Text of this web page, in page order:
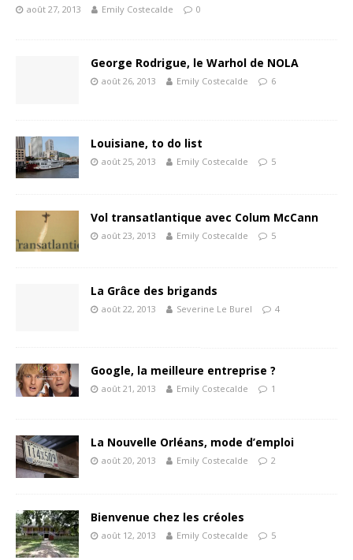
août 27, 2013 Emily Costecalde 0
George Rodrigue, le Warhol de NOLA
août 26, 2013 Emily Costecalde 6
Louisiane, to do list
août 25, 2013 Emily Costecalde 5
Vol transatlantique avec Colum McCann
août 23, 2013 Emily Costecalde 5
La Grâce des brigands
août 22, 2013 Severine Le Burel 4
Google, la meilleure entreprise ?
août 21, 2013 Emily Costecalde 1
La Nouvelle Orléans, mode d’emploi
août 20, 2013 Emily Costecalde 2
Bienvenue chez les créoles
août 12, 2013 Emily Costecalde 5